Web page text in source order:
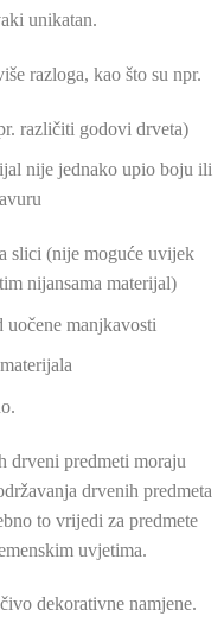
unikatan.
razloga, kao što su npr.
različiti godovi drveta)
nije jednako upio boju ili
slici (nije moguće uvijek
nijansama materijal)
manjkavosti
drveni predmeti moraju
drvenih predmeta
to vrijedi za predmete
uvjetima.
dekorativne namjene.